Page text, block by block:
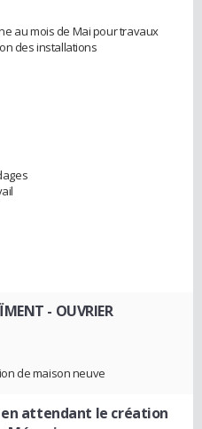
au mois de Mai pour travaux
des installations
- OUVRIER
de maison neuve
attendant le création